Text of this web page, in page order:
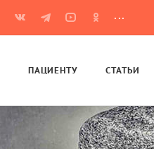
...
ПАЦИЕНТУ СТАТЬИ